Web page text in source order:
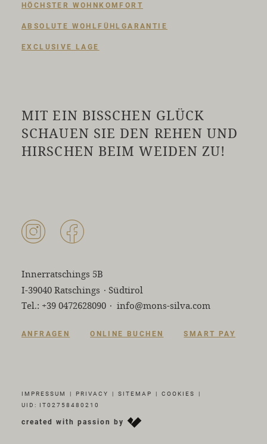
HÖCHSTER WOHNKOMFORT
ABSOLUTE WOHLFÜHLGARANTIE
EXCLUSIVE LAGE
MIT EIN BISSCHEN GLÜCK
SCHAUEN SIE DEN REHEN UND
HIRSCHEN BEIM WEIDEN ZU!
Innerratschings 5B
I-39040 Ratschings · Südtirol
Tel.: +39 0472628090 · info@mons-silva.com
ANFRAGEN ONLINE BUCHEN SMART PAY
IMPRESSUM | PRIVACY | SITEMAP | COOKIES
|
UID: IT02758480210
created with passion by